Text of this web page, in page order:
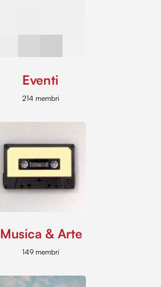
Eventi
214 membri
Musica & Arte
149 membri